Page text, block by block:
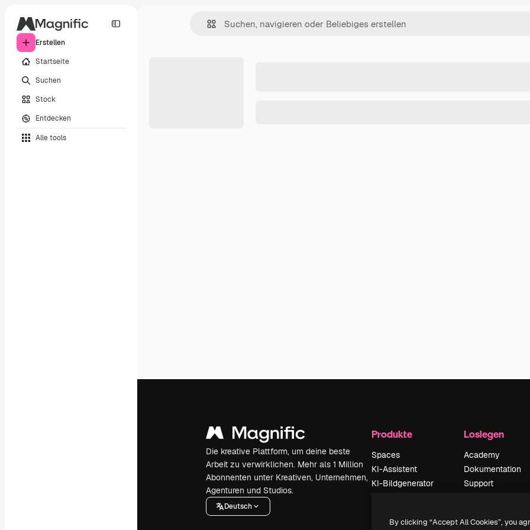
Erstellen
Startseite
Suchen
Stock
Entdecken
Alle tools
Die kreative Plattform, um deine beste
Arbeit zu verwirklichen. Mehr als 1 Million
Abonnenten unter Kreativen, Unternehmen,
Agenturen und Studios.
Deutsch
Produkte
Spaces
KI-Assistent
KI-Bildgenerator
Stimmengenerator
Loslegen
Academy
Dokumentation
Support
Originale Neu
By clicking “Accept All Cookies”, you